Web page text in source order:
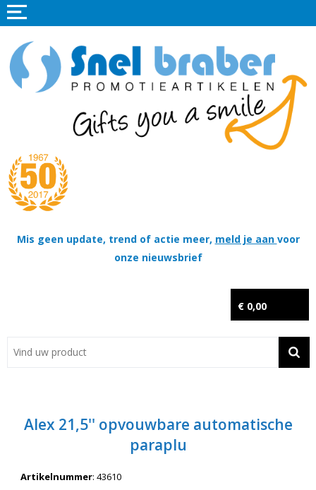
Mis geen update, trend of actie meer, meld je aan voor
onze nieuwsbrief
€ 0,00
Home
Promotieartikelen
Tassen
Thema's
Contact
Wil je snel een advies? Bel nu 053-7920045 of 06-55731304
Alex 21,5'' opvouwbare automatische
paraplu
Artikelnummer: 43610